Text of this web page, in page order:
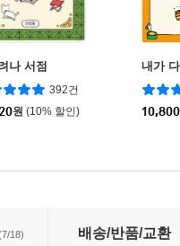
나 서점
392건
원 (10% 할인)
내가
10,800
18) 배송/반품/교환